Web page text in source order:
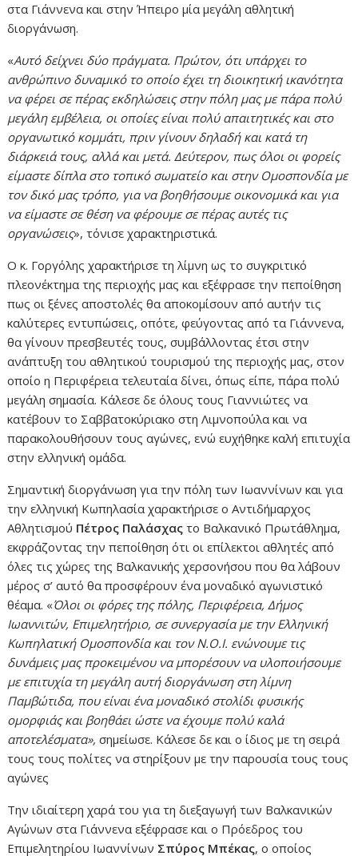
στα Γιάννενα και στην Ήπειρο μία μεγάλη αθλητική
διοργάνωση.
«Αυτό δείχνει δύο πράγματα. Πρώτον, ότι υπάρχει το
ανθρώπινο δυναμικό το οποίο έχει τη διοικητική ικανότητα
να φέρει σε πέρας εκδηλώσεις στην πόλη μας με πάρα πολύ
μεγάλη εμβέλεια, οι οποίες είναι πολύ απαιτητικές και στο
οργανωτικό κομμάτι, πριν γίνουν δηλαδή και κατά τη
διάρκειά τους, αλλά και μετά. Δεύτερον, πως όλοι οι φορείς
είμαστε δίπλα στο τοπικό σωματείο και στην Ομοσπονδία με
τον δικό μας τρόπο, για να βοηθήσουμε οικονομικά και για
να είμαστε σε θέση να φέρουμε σε πέρας αυτές τις
οργανώσεις», τόνισε χαρακτηριστικά.
Ο κ. Γοργόλης χαρακτήρισε τη λίμνη ως το συγκριτικό
πλεονέκτημα της περιοχής μας και εξέφρασε την πεποίθηση
πως οι ξένες αποστολές θα αποκομίσουν από αυτήν τις
καλύτερες εντυπώσεις, οπότε, φεύγοντας από τα Γιάννενα,
θα γίνουν πρεσβευτές τους, συμβάλλοντας έτσι στην
ανάπτυξη του αθλητικού τουρισμού της περιοχής μας, στον
οποίο η Περιφέρεια τελευταία δίνει, όπως είπε, πάρα πολύ
μεγάλη σημασία. Κάλεσε δε όλους τους Γιαννιώτες να
κατέβουν το Σαββατοκύριακο στη Λιμνοπούλα και να
παρακολουθήσουν τους αγώνες, ενώ ευχήθηκε καλή επιτυχία
στην ελληνική ομάδα.
Σημαντική διοργάνωση για την πόλη των Ιωαννίνων και για
την ελληνική Κωπηλασία χαρακτήρισε ο Αντιδήμαρχος
Αθλητισμού Πέτρος Παλάσχας το Βαλκανικό Πρωτάθλημα,
εκφράζοντας την πεποίθηση ότι οι επίλεκτοι αθλητές από
όλες τις χώρες της Βαλκανικής χερσονήσου που θα λάβουν
μέρος σ’ αυτό θα προσφέρουν ένα μοναδικό αγωνιστικό
θέαμα. «Όλοι οι φόρες της πόλης, Περιφέρεια, Δήμος
Ιωαννιτών, Επιμελητήριο, σε συνεργασία με την Ελληνική
Κωπηλατική Ομοσπονδία και τον Ν.Ο.Ι. ενώνουμε τις
δυνάμεις μας προκειμένου να μπορέσουν να υλοποιήσουμε
με επιτυχία τη μεγάλη αυτή διοργάνωση στη λίμνη
Παμβώτιδα, που είναι ένα μοναδικό στολίδι φυσικής
ομορφιάς και βοηθάει ώστε να έχουμε πολύ καλά
αποτελέσματα», σημείωσε. Κάλεσε δε και ο ίδιος με τη σειρά
τους τους πολίτες να στηρίξουν με την παρουσία τους τους
αγώνες
Την ιδιαίτερη χαρά του για τη διεξαγωγή των Βαλκανικών
Αγώνων στα Γιάννενα εξέφρασε και ο Πρόεδρος του
Επιμελητηρίου Ιωαννίνων Σπύρος Μπέκας, ο οποίος